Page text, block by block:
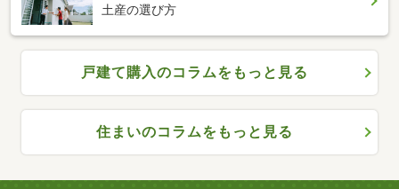
土産の選び方
戸建て購入のコラムをもっと見る
住まいのコラムをもっと見る